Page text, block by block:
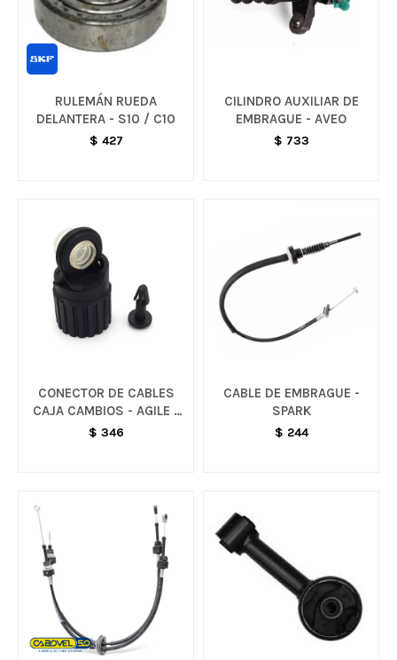
RULEMÁN RUEDA
DELANTERA - S10 / C10
$ 427
CILINDRO AUXILIAR DE
EMBRAGUE - AVEO
$ 733
CONECTOR DE CABLES
CAJA CAMBIOS - AGILE /
CORSA / CELTA
$ 346
CABLE DE EMBRAGUE -
SPARK
$ 244